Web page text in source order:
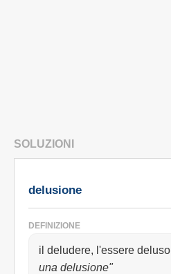
SOLUZIONI
delusione
DEFINIZIONE
il deludere, l'essere deluso
una delusione"